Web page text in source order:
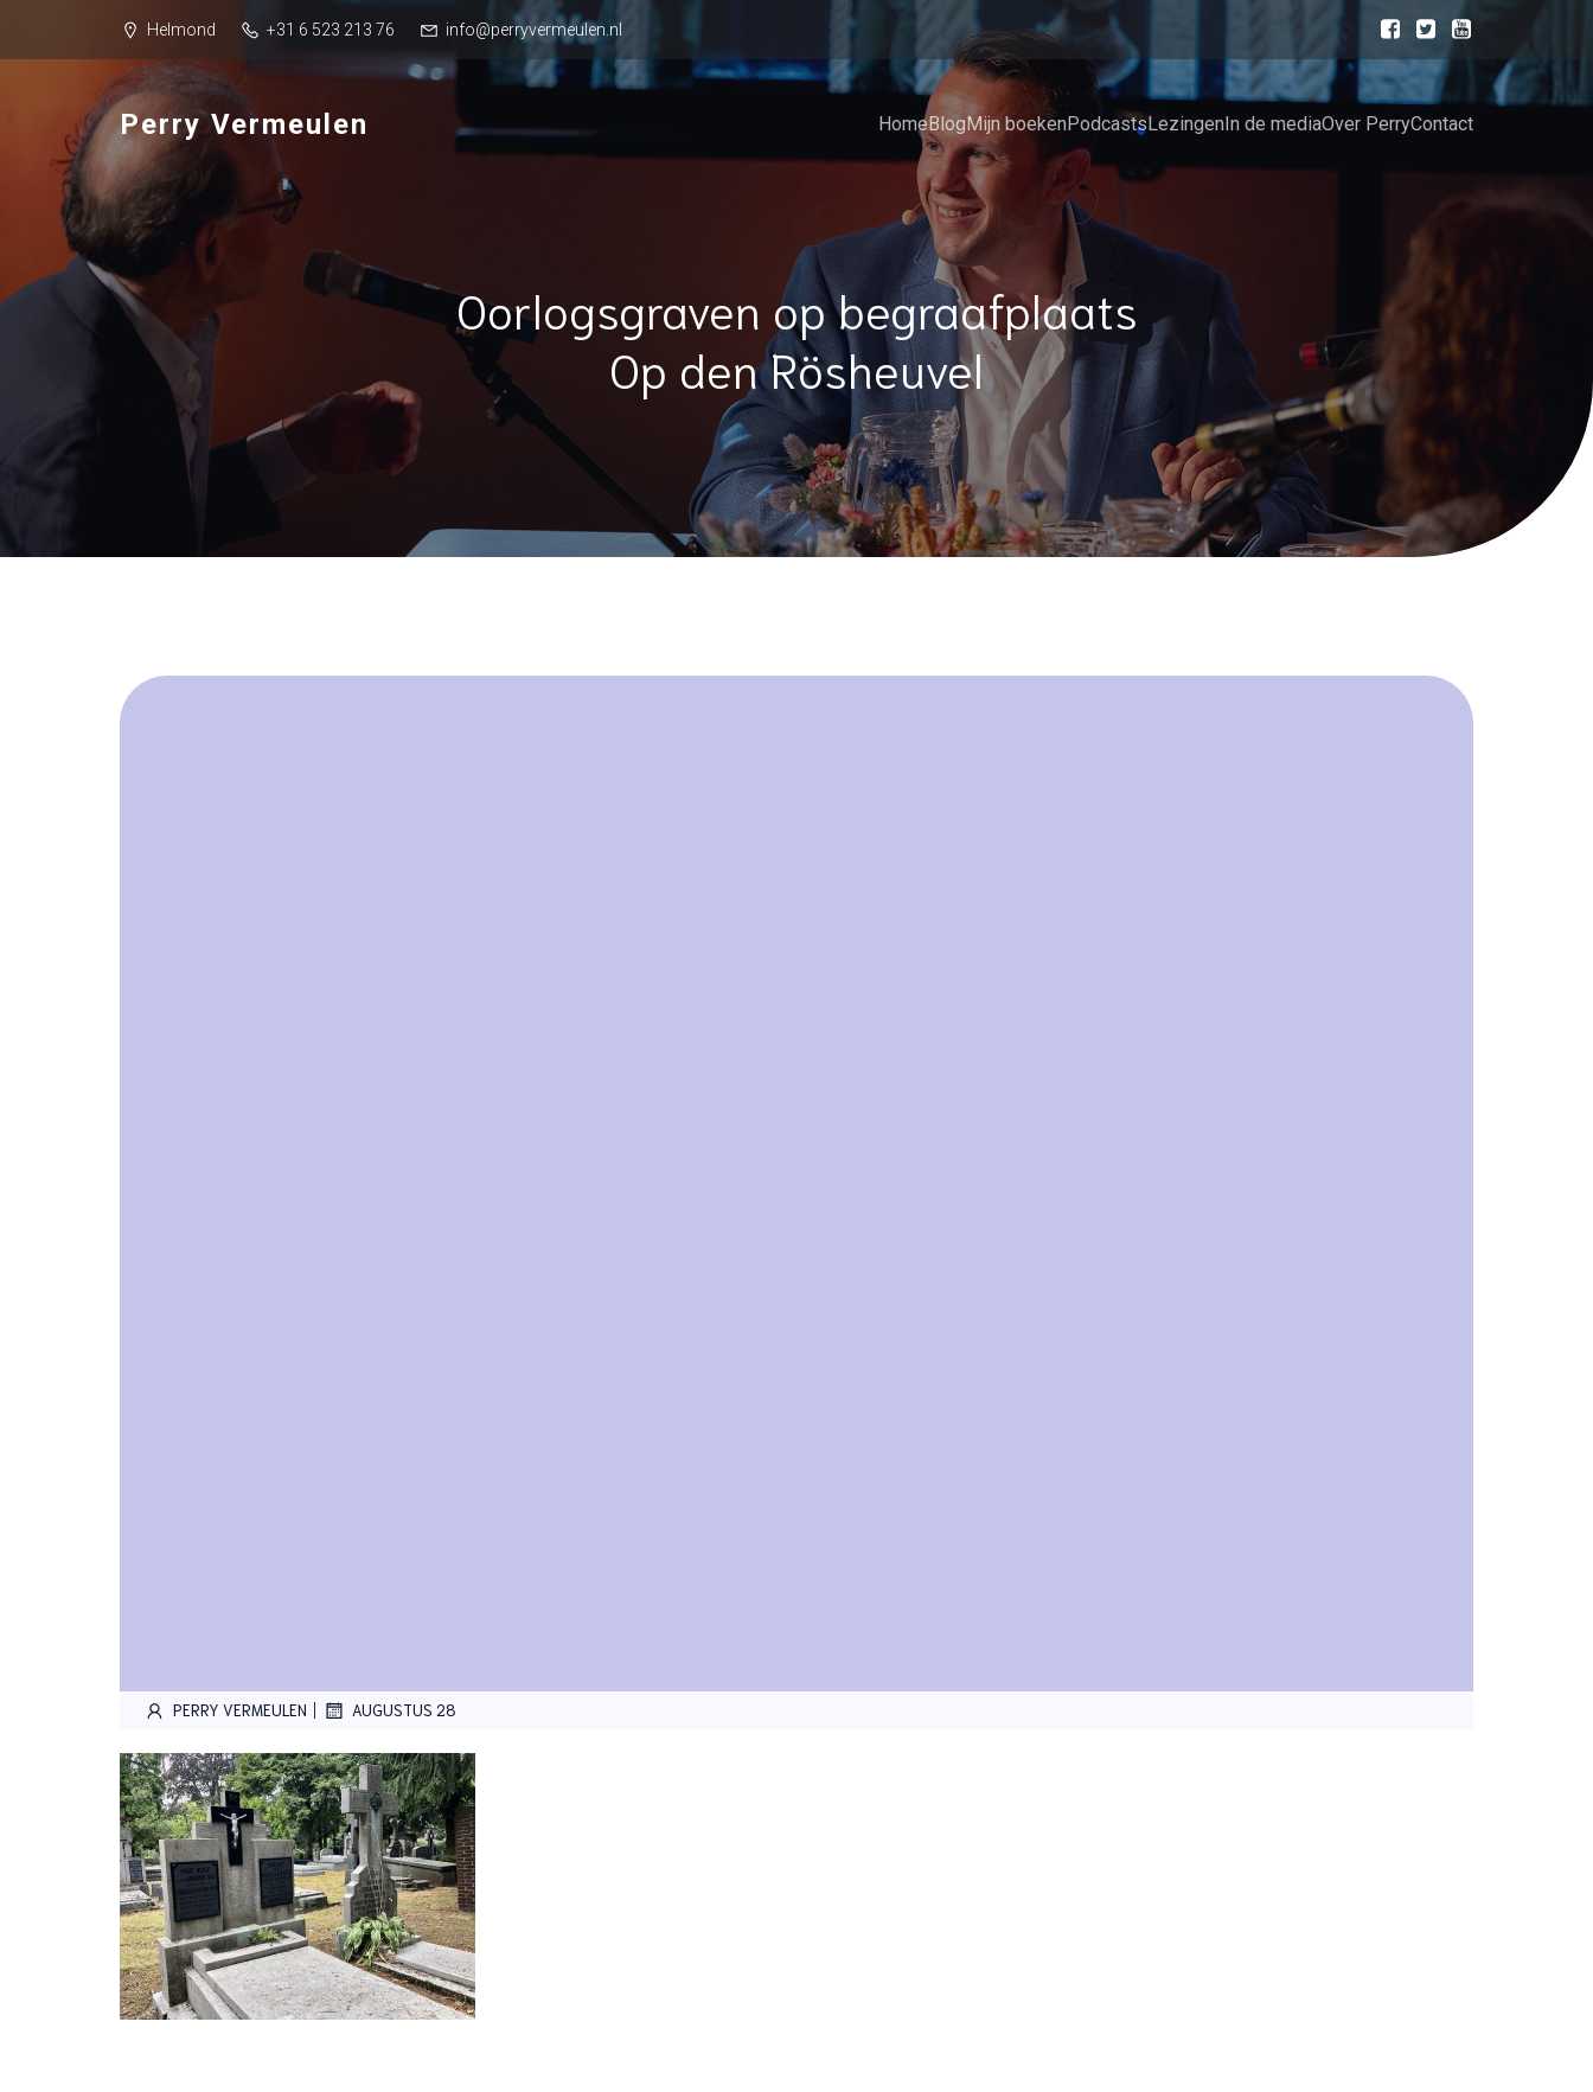
Helmond +31 6 523 213 76 info@perryvermeulen.nl
Perry Vermeulen HomeBlogMijn boekenPodcastsLezingenIn de mediaOver PerryContact
Oorlogsgraven op begraafplaats
Op den Rösheuvel
PERRY VERMEULEN | AUGUSTUS 28